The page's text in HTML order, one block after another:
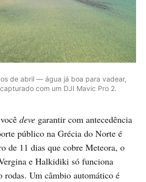
de abril — água já boa para vadear,
com um DJI Mavic Pro 2.
deve garantir com antecedência
público na Grécia do Norte é
de 11 dias que cobre Meteora, o
e Halkidiki só funciona
rodas. Um câmbio automático é